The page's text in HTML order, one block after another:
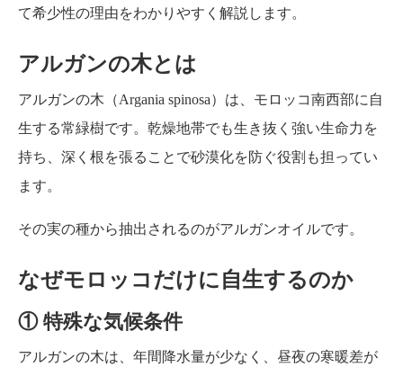
て希少性の理由をわかりやすく解説します。
アルガンの木とは
アルガンの木（Argania spinosa）は、モロッコ南西部に自
生する常緑樹です。乾燥地帯でも生き抜く強い生命力を
持ち、深く根を張ることで砂漠化を防ぐ役割も担ってい
ます。
その実の種から抽出されるのがアルガンオイルです。
なぜモロッコだけに自生するのか
① 特殊な気候条件
アルガンの木は、年間降水量が少なく、昼夜の寒暖差が